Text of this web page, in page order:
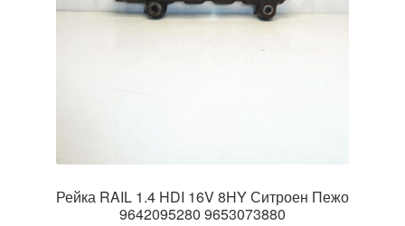
Рейка RAIL 1.4 HDI 16V 8HY Ситроен Пежо
9642095280 9653073880